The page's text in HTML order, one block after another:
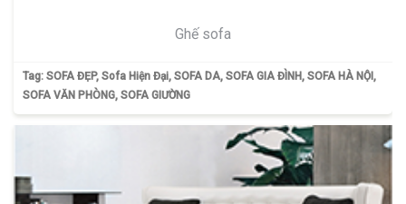
Ghế sofa
Tag: SOFA ĐẸP, Sofa Hiện Đại, SOFA DA, SOFA GIA ĐÌNH, SOFA HÀ NỘI ,
SOFA VĂN PHÒNG, SOFA GIƯỜNG